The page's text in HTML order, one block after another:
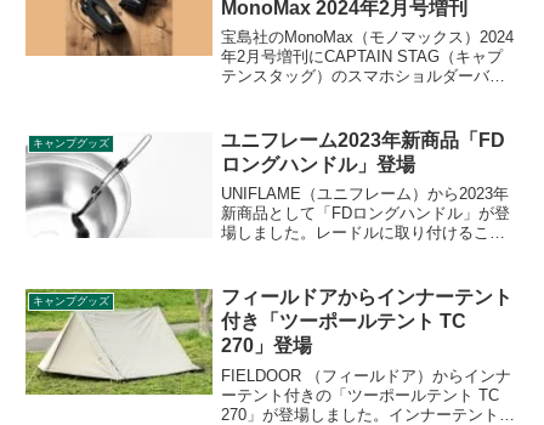
MonoMax 2024年2月号増刊
宝島社のMonoMax（モノマックス）2024
年2月号増刊にCAPTAIN STAG（キャプ
テンスタッグ）のスマホショルダーバッ
に使ったり、ペットボトルホルダーとし
ても使えます。詳細をレビューします。
キャンプグッズ
ユニフレーム2023年新商品「FD
ロングハンドル」登場
UNIFLAME（ユニフレーム）から2023年
新商品として「FDロングハンドル」が登
場しました。レードルに取り付けること
アイテムです。詳細をレビューします。
キャンプグッズ
フィールドアからインナーテント
付き「ツーポールテント TC
270」登場
FIELDOOR （フィールドア）からインナ
ーテント付きの「ツーポールテント TC
270」が登場しました。インナーテントの